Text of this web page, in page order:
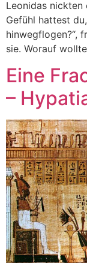
Leonidas nickten
Gefühl hattest
hinwegflogen?“,
sie. Worauf
Eine
–